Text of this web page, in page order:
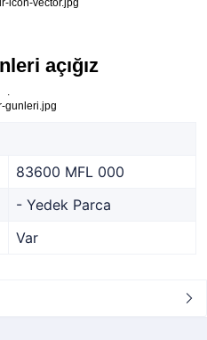
açığız
.
83600 MFL 000
- Yedek Parca
Var